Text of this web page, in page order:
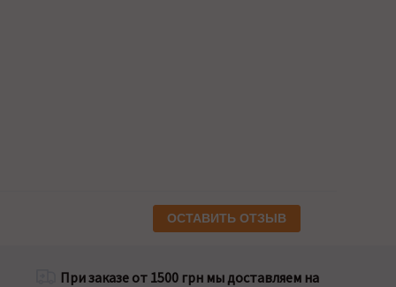
ОСТАВИТЬ ОТЗЫВ
При заказе от 1500 грн мы доставляем на